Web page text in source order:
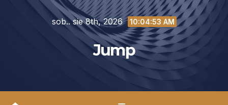
sob.. sie 8th, 2026 10:04:55 AM
Jump